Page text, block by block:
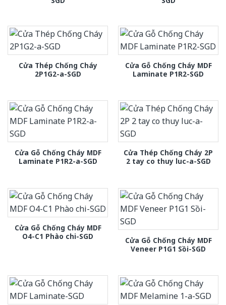
Cửa Thép Chống Cháy
2P1G2-a-SGD
Cửa Gỗ Chống Cháy MDF
Laminate P1R2-SGD
Cửa Gỗ Chống Cháy MDF
Laminate P1R2-a-SGD
Cửa Thép Chống Cháy 2P
2 tay co thuy luc-a-SGD
Cửa Gỗ Chống Cháy MDF
O4-C1 Phào chi-SGD
Cửa Gỗ Chống Cháy MDF
Veneer P1G1 Sồi-SGD